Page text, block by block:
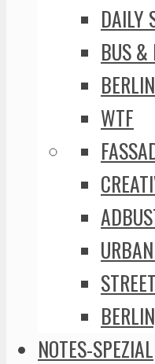
DAILY
BUS
WTF
NOTES-SPEZIAL